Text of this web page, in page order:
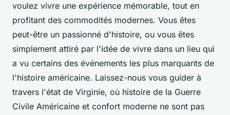
voulez vivre une expérience mémorable, tout en
profitant des commodités modernes. Vous êtes
peut-être un passionné d'histoire, ou vous êtes
simplement attiré par l'idée de vivre dans un lieu qui
a vu certains des événements les plus marquants de
l'histoire américaine. Laissez-nous vous guider à
travers l'état de Virginie, où histoire de la Guerre
Civile Américaine et confort moderne ne sont pas